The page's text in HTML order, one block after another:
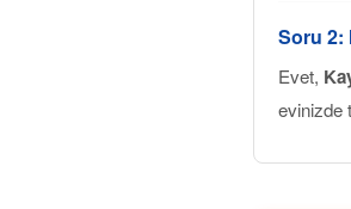
Soru 2:
Evet,
evinizde